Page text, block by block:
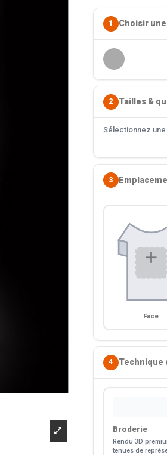
1 Choisir
2 Tailles &
Sélectionnez
3
Face
4 Technique
Broderie
Rendu 3D
tenues de